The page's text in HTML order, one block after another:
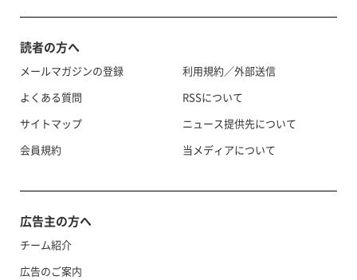
読者の方へ
メールマガジンの登録
よくある質問
サイトマップ
会員規約
利用規約／外部送信
RSSについて
ニュース提供先について
当メディアについて
広告主の方へ
チーム紹介
広告のご案内